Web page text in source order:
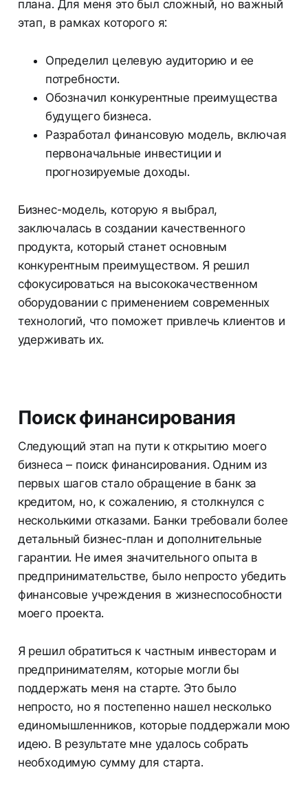
плана. Для меня это был сложный, но важный
этап, в рамках которого я:
Определил целевую аудиторию и ее
потребности.
Обозначил конкурентные преимущества
будущего бизнеса.
Разработал финансовую модель, включая
первоначальные инвестиции и
прогнозируемые доходы.
Бизнес-модель, которую я выбрал,
заключалась в создании качественного
продукта, который станет основным
конкурентным преимуществом. Я решил
сфокусироваться на высококачественном
оборудовании с применением современных
технологий, что поможет привлечь клиентов и
удерживать их.
Поиск финансирования
Следующий этап на пути к открытию моего
бизнеса – поиск финансирования. Одним из
первых шагов стало обращение в банк за
кредитом, но, к сожалению, я столкнулся с
несколькими отказами. Банки требовали более
детальный бизнес-план и дополнительные
гарантии. Не имея значительного опыта в
предпринимательстве, было непросто убедить
финансовые учреждения в жизнеспособности
моего проекта.
Я решил обратиться к частным инвесторам и
предпринимателям, которые могли бы
поддержать меня на старте. Это было
непросто, но я постепенно нашел несколько
единомышленников, которые поддержали мою
идею. В результате мне удалось собрать
необходимую сумму для старта.